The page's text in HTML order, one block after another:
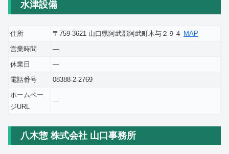
水津設備
住所 〒759-3621 山口県阿武郡阿武町木与２９４ MAP
営業時間
―
休業日
―
電話番号
08388-2-2769
ホームペー
ジURL
―
八木惣 株式会社 山口事務所